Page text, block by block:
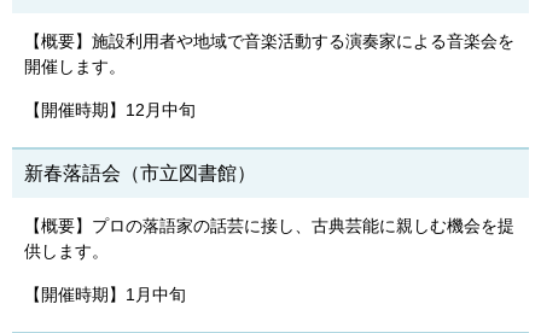
【概要】施設利用者や地域で音楽活動する演奏家による音楽会を
開催します。
【開催時期】12月中旬
新春落語会（市立図書館）
【概要】プロの落語家の話芸に接し、古典芸能に親しむ機会を提
供します。
【開催時期】1月中旬